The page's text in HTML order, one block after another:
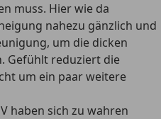
muss. Hier wie da
nahezu gänzlich und
um die dicken
Gefühlt reduziert die
um ein paar weitere
haben sich zu wahren